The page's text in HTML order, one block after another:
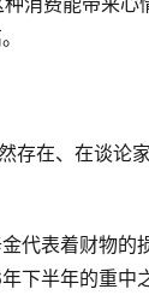
存在、在谈论
代表着财物的
下半年的重中